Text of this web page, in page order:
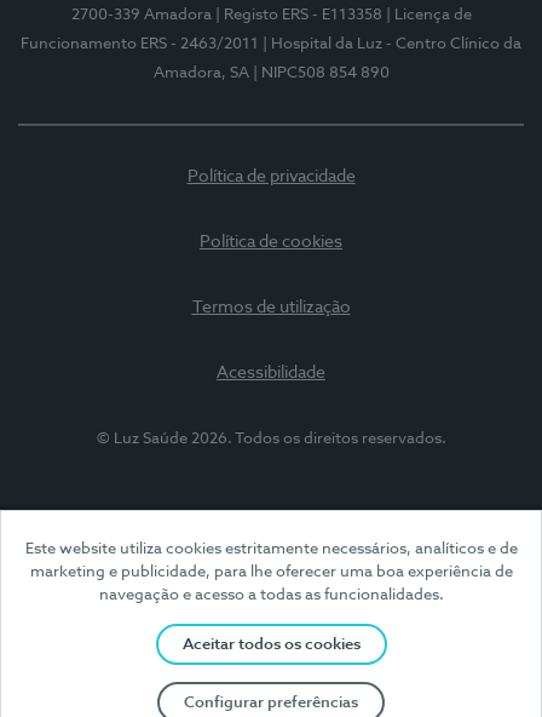
Este website utiliza cookies estritamente necessários, analíticos e de
marketing e publicidade, para lhe oferecer uma boa experiência de
navegação e acesso a todas as funcionalidades.
Aceitar todos os cookies
Configurar preferências
2700-339 Amadora
| Registo ERS - E113358
| Licença de
Funcionamento ERS - 2463/2011
| Hospital da Luz - Centro Clínico da
Amadora, SA
| NIPC508 854 890
Política de privacidade
Política de cookies
Termos de utilização
Acessibilidade
© Luz Saúde 2026. Todos os direitos reservados.